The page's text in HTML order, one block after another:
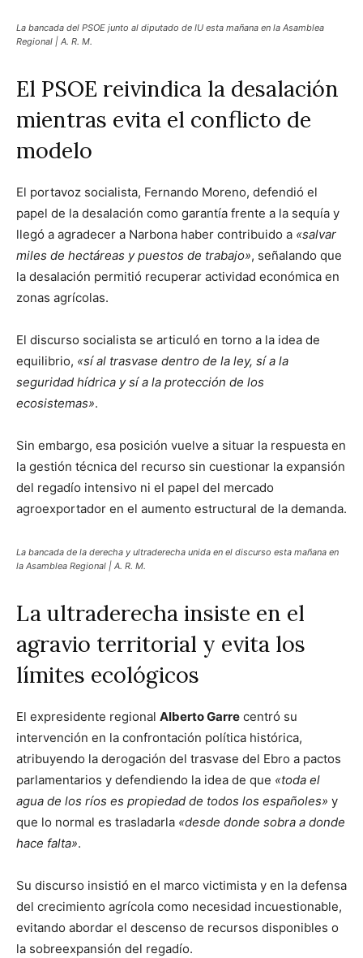
La bancada del PSOE junto al diputado de IU esta mañana en la Asamblea
Regional | A. R. M.
El PSOE reivindica la desalación
mientras evita el conflicto de
modelo
El portavoz socialista, Fernando Moreno, defendió el
papel de la desalación como garantía frente a la sequía y
llegó a agradecer a Narbona haber contribuido a «salvar
miles de hectáreas y puestos de trabajo», señalando que
la desalación permitió recuperar actividad económica en
zonas agrícolas.
El discurso socialista se articuló en torno a la idea de
equilibrio, «sí al trasvase dentro de la ley, sí a la
seguridad hídrica y sí a la protección de los
ecosistemas».
Sin embargo, esa posición vuelve a situar la respuesta en
la gestión técnica del recurso sin cuestionar la expansión
del regadío intensivo ni el papel del mercado
agroexportador en el aumento estructural de la demanda.
La bancada de la derecha y ultraderecha unida en el discurso esta mañana en
la Asamblea Regional | A. R. M.
La ultraderecha insiste en el
agravio territorial y evita los
límites ecológicos
El expresidente regional Alberto Garre centró su
intervención en la confrontación política histórica,
atribuyendo la derogación del trasvase del Ebro a pactos
parlamentarios y defendiendo la idea de que «toda el
agua de los ríos es propiedad de todos los españoles» y
que lo normal es trasladarla «desde donde sobra a donde
hace falta».
Su discurso insistió en el marco victimista y en la defensa
del crecimiento agrícola como necesidad incuestionable,
evitando abordar el descenso de recursos disponibles o
la sobreexpansión del regadío.